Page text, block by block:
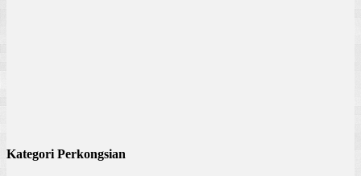
Kategori Perkongsian